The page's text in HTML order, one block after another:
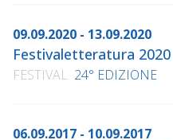
09.09.2020 - 13.09.2020
Festivaletteratura 2020
FESTIVAL 24° EDIZIONE
06.09.2017 - 10.09.2017